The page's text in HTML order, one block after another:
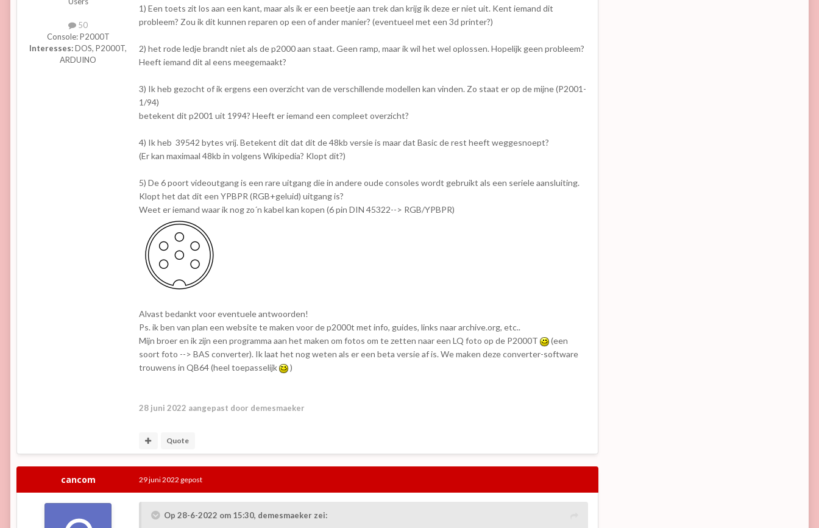
50
Console:P2000T
Interesses:DOS, P2000T,
ARDUINO
1) Een toets zit los aan een kant, maar als ik er een beetje aan trek dan krijg ik deze er niet uit. Kent iemand dit
probleem? Zou ik dit kunnen reparen op een of ander manier? (eventueel met een 3d printer?)
2) het rode ledje brandt niet als de p2000 aan staat. Geen ramp, maar ik wil het wel oplossen. Hopelijk geen probleem?
Heeft iemand dit al eens meegemaakt?
3) Ik heb gezocht of ik ergens een overzicht van de verschillende modellen kan vinden. Zo staat er op de mijne (P2001-
1/94)
betekent dit p2001 uit 1994? Heeft er iemand een compleet overzicht?
4) Ik heb 39542 bytes vrij. Betekent dit dat dit de 48kb versie is maar dat Basic de rest heeft weggesnoept?
(Er kan maximaal 48kb in volgens Wikipedia? Klopt dit?)
5) De 6 poort videoutgang is een rare uitgang die in andere oude consoles wordt gebruikt als een seriele aansluiting.
Klopt het dat dit een YPBPR (RGB+geluid) uitgang is?
Weet er iemand waar ik nog zo´n kabel kan kopen (6 pin DIN 45322--> RGB/YPBPR)
Alvast bedankt voor eventuele antwoorden!
Ps. ik ben van plan een website te maken voor de p2000t met info, guides, links naar archive.org, etc..
Mijn broer en ik zijn een programma aan het maken om fotos om te zetten naar een LQ foto op de P2000T
(een
soort foto --> BAS converter). Ik laat het nog weten als er een beta versie af is. We maken deze converter-software
trouwens in QB64 (heel toepasselijk
)
28 juni 2022 aangepast door demesmaeker
Quote
cancom 29 juni 2022 gepost
Op 28-6-2022 om 15:30, demesmaeker zei: